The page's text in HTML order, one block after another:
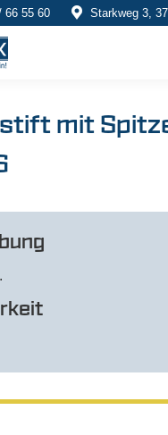
66 55 60 Starkweg 3,
mit